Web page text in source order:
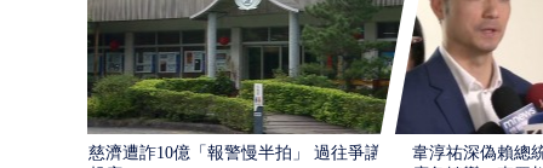
慈濟遭詐10億「報警慢半拍」 過往爭議遭
韋淳祐深偽賴總